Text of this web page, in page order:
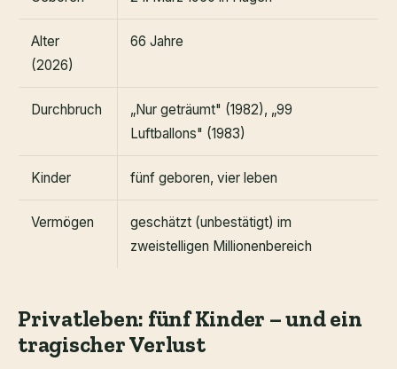
Alter
(2026)
66 Jahre
Durchbruch
„Nur geträumt" (1982), „99
Luftballons" (1983)
Kinder fünf geboren, vier leben
Vermögen
geschätzt (unbestätigt) im
zweistelligen Millionenbereich
Privatleben: fünf Kinder – und ein
tragischer Verlust